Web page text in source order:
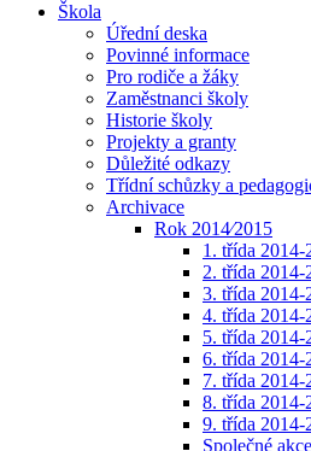
Škola
Úřední deska
Povinné informace
Pro rodiče a žáky
Zaměstnanci školy
Historie školy
Projekty a granty
Důležité odkazy
Třídní schůzky a
Archivace
Rok 2014⁄2015
1. třída 2014-
2. třída 2014-
3. třída 2014-
4. třída 2014-
5. třída 2014-
6. třída 2014-
7. třída 2014-
8. třída 2014-
9. třída 2014-
Společné